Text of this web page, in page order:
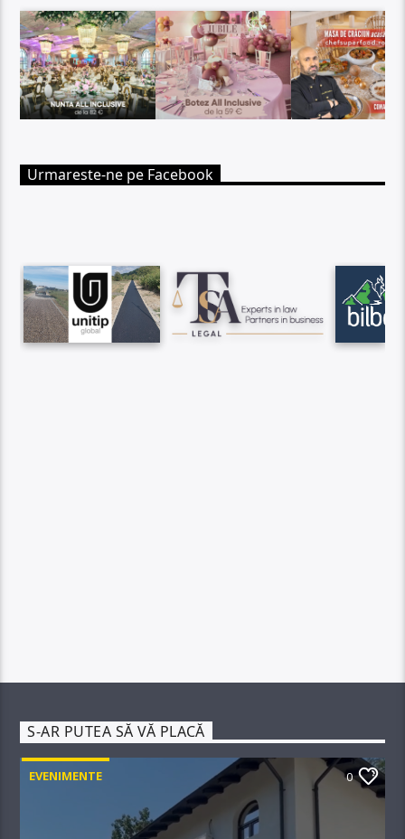
Urmareste-ne pe Facebook
S-AR PUTEA SĂ VĂ PLACĂ
EVENIMENTE 0